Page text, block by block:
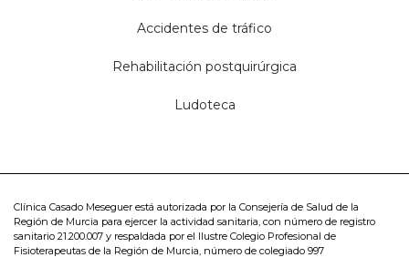
Accidentes de tráfico
Rehabilitación postquirúrgica
Ludoteca
Clínica Casado Meseguer está autorizada por la Consejería de Salud de la
Región de Murcia para ejercer la actividad sanitaria, con número de registro
sanitario 21.200.007 y respaldada por el Ilustre Colegio Profesional de
Fisioterapeutas de la Región de Murcia, número de colegiado 997